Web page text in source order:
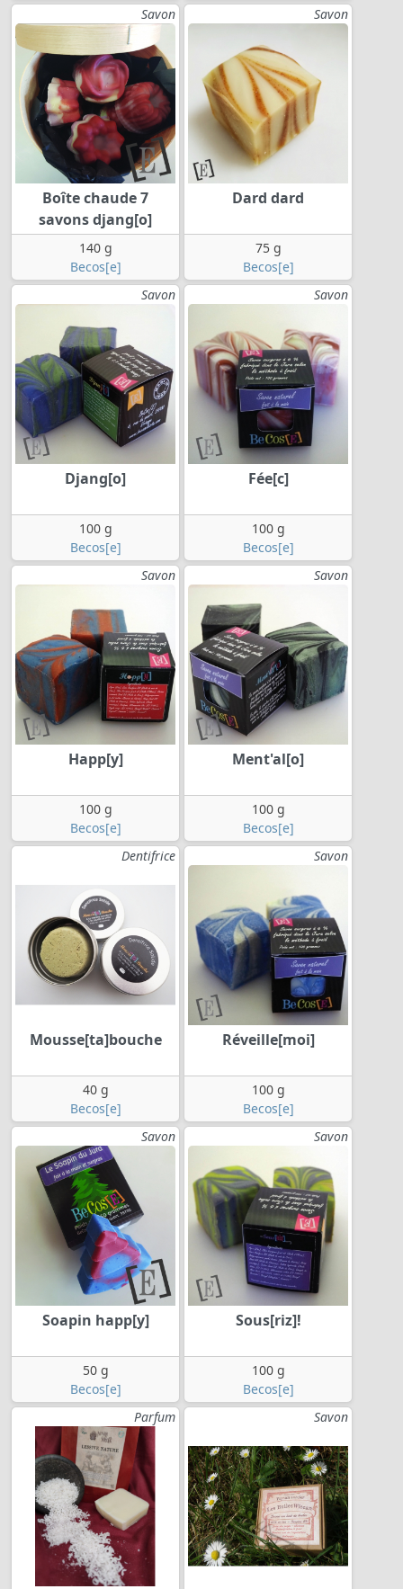
Savon
Boîte chaude 7
savons djang[o]
140 g
Becos[e]
Savon
Dard dard
75 g
Becos[e]
Savon
Djang[o]
100 g
Becos[e]
Savon
Fée[c]
100 g
Becos[e]
Savon
Happ[y]
100 g
Becos[e]
Savon
Ment'al[o]
100 g
Becos[e]
Dentifrice
Mousse[ta]bouche
40 g
Becos[e]
Savon
Réveille[moi]
100 g
Becos[e]
Savon
Soapin happ[y]
50 g
Becos[e]
Savon
Sous[riz]!
100 g
Becos[e]
Parfum
Savon